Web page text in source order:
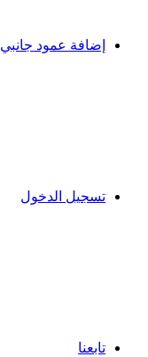
إضافة عمود جانبي
تسجيل الدخول
تابعنا